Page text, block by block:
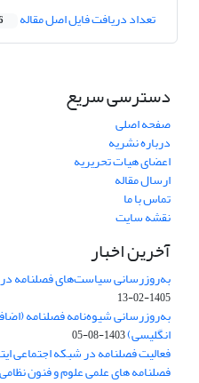
تعداد دریافت فایل اصل مقاله
دسترسی سریع
صفحه اصلی
درباره نشریه
اعضای هیات تحریریه
ارسال مقاله
تماس با ما
نقشه سایت
آخرین اخبار
به‌روزرسانی سیاست‌های فصلنامه
1405-02-13
به‌روزرسانی شیوه‌نامه فصلنامه
انگلیسی)1403-08-05
فعالیت فصلنامه در شبکه اجتماعی
فصلنامه های علمی علوم و فنون